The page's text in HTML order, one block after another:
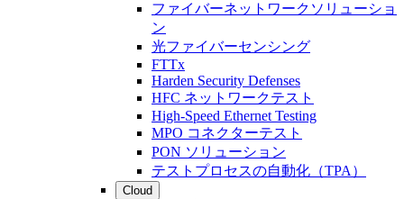
ファイバーネットワークソリューショ
ン
光ファイバーセンシング
FTTx
Harden Security Defenses
HFC ネットワークテスト
High-Speed Ethernet Testing
MPO コネクターテスト
PON ソリューション
テストプロセスの自動化（TPA）
Cloud